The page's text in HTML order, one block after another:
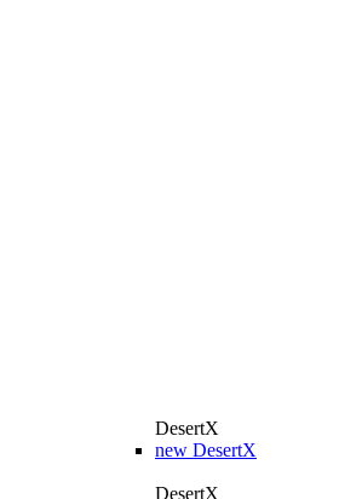
DesertX
new DesertX
DesertX